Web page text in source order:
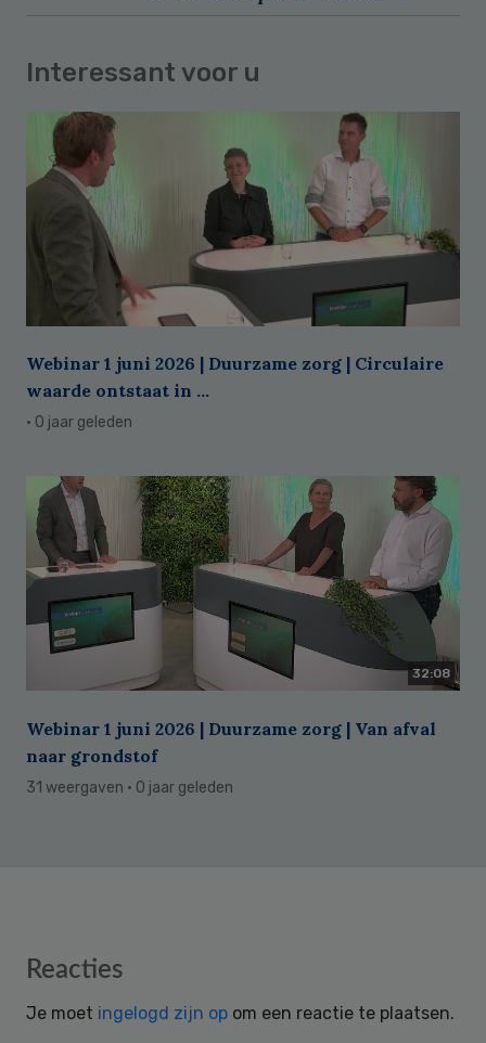
Interessant voor u
Webinar 1 juni 2026 | Duurzame zorg | Circulaire
waarde ontstaat in ...
· 0 jaar geleden
32:08
Webinar 1 juni 2026 | Duurzame zorg | Van afval
naar grondstof
31 weergaven · 0 jaar geleden
Reader
Reacties
Je moet ingelogd zijn op om een reactie te plaatsen.